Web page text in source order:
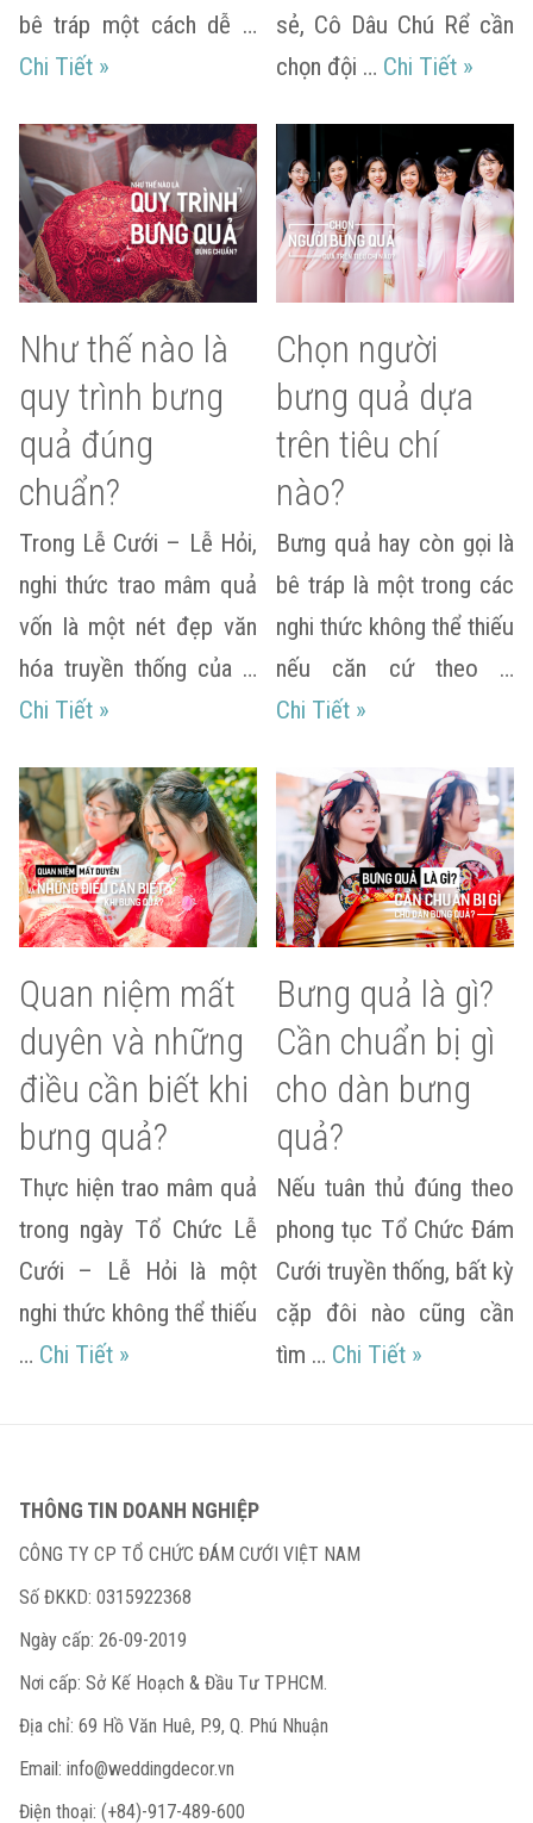
bê tráp một cách dễ …
Chi Tiết Danh sách các dịch vụ bưng quả chuyên
»
sẻ, Cô Dâu Chú Rể cần
chọn đội … Chi Tiết Kinh
»
Như thế nào là
quy trình bưng
quả đúng
chuẩn?
Trong Lễ Cưới – Lễ Hỏi,
nghi thức trao mâm quả
vốn là một nét đẹp văn
hóa truyền thống của …
Chi Tiết Như thế nào là quy trình bưng quả đúng
»
Chọn người
bưng quả dựa
trên tiêu chí
nào?
Bưng quả hay còn gọi là
bê tráp là một trong các
nghi thức không thể thiếu
nếu căn cứ theo …
Chi Tiết Chọn người bưng
»
Quan niệm mất
duyên và những
điều cần biết khi
bưng quả?
Thực hiện trao mâm quả
trong ngày Tổ Chức Lễ
Cưới – Lễ Hỏi là một
nghi thức không thể thiếu
… Chi Tiết Quan niệm mất duyên và những điều cần
»
Bưng quả là gì?
Cần chuẩn bị gì
cho dàn bưng
quả?
Nếu tuân thủ đúng theo
phong tục Tổ Chức Đám
Cưới truyền thống, bất kỳ
cặp đôi nào cũng cần
tìm … Chi Tiết Bưng quả là
»
THÔNG TIN DOANH NGHIỆP
CÔNG TY CP TỔ CHỨC ĐÁM CƯỚI VIỆT NAM
Số ĐKKD: 0315922368
Ngày cấp: 26-09-2019
Nơi cấp: Sở Kế Hoạch & Đầu Tư TPHCM.
Địa chỉ: 69 Hồ Văn Huê, P.9, Q. Phú Nhuận
Email: info@weddingdecor.vn
Điện thoại: (+84)-917-489-600